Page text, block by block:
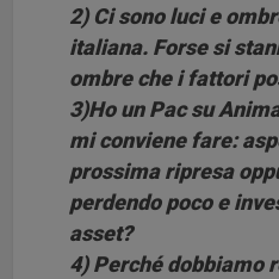
2) Ci sono luci e
italiana. Forse si
ombre che i fattori
3)Ho un Pac su
mi conviene fare:
prossima ripresa
perdendo poco e
asset?
4) Perché dobbiamo